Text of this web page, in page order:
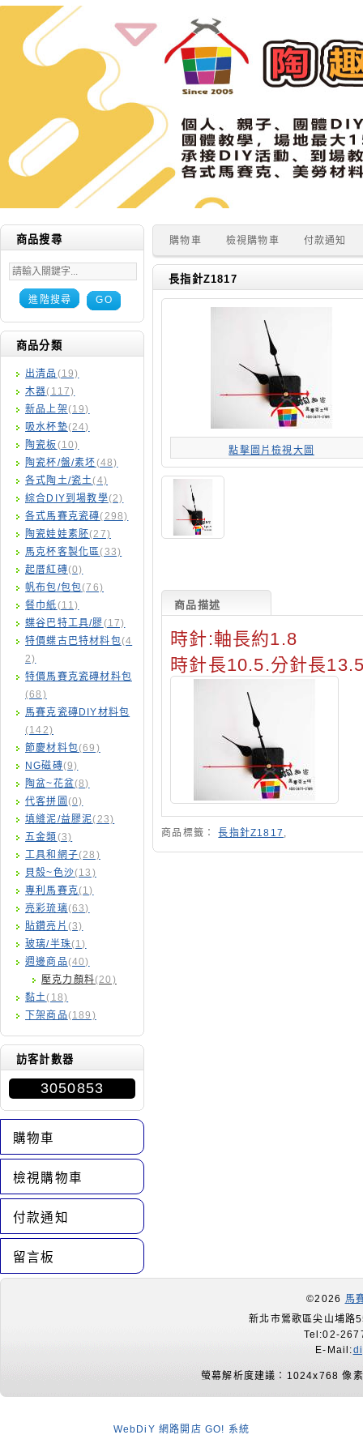
商品搜尋
進階搜尋 GO
商品分類
出清品 (19)
木器(117)
新品上架(19)
吸水杯墊(24)
陶瓷板 (10)
陶瓷杯/盤/素坯(48)
各式陶土/瓷土(4)
綜合DIY到場教學(2)
各式馬賽克瓷磚(298)
陶瓷娃娃素胚(27)
馬克杯客製化區(33)
起厝紅磚(0)
帆布包/包包(76)
餐巾紙(11)
蝶谷巴特工具/膠(17)
特價蝶古巴特材料包(4
2)
特價馬賽克瓷磚材料包
(68)
馬賽克瓷磚DIY材料包
(142)
節慶材料包(69)
NG磁磚(9)
陶盆~花盆(8)
代客拼圖 (0)
填縫泥/益膠泥(23)
五金類 (3)
工具和網子(28)
貝殼~色沙(13)
專利馬賽克(1)
亮彩琉璃(63)
貼鑽亮片 (3)
玻璃/半珠(1)
週邊商品(40)
壓克力顏料(20)
黏土(18)
下架商品(189)
訪客計數器
3050853
購物車
檢視購物車
付款通知
留言板
購物車 檢視購物車 付款通知
長指針Z1817
點擊圖片檢視大圖
商品描述
時針:軸長約1.8
時針長10.5.分針長
商品標籤：長指針Z1817 ,
©2026 馬
新北市鶯歌區尖山埔路
Tel:02-
E-Mail:
螢幕解析度建議：1024x768 像
WebDiY 網路開店 GO! 系統